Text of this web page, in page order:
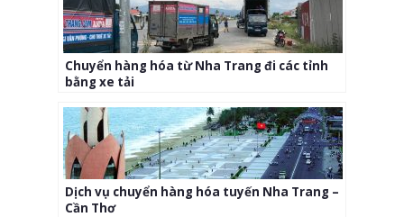
Chuyển hàng hóa từ Nha Trang đi các tỉnh
bằng xe tải
Dịch vụ chuyển hàng hóa tuyến Nha Trang –
Cần Thơ